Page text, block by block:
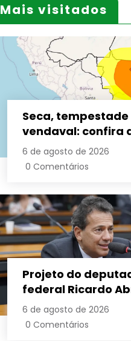
Mais visitados
Seca, tempestade
vendaval: confira
Inmet para esta
6 de agosto de 2026
0 Comentários
Projeto do
federal Ricardo
‘Lei Recomeço 40+
para ampliar
6 de agosto de 2026
0 Comentários